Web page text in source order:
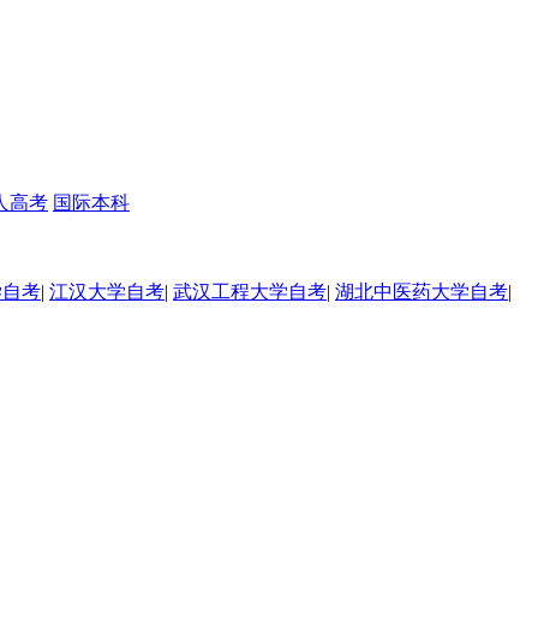
高考 国际本科
考| 江汉大学自考| 武汉工程大学自考| 湖北中医药大学自考|